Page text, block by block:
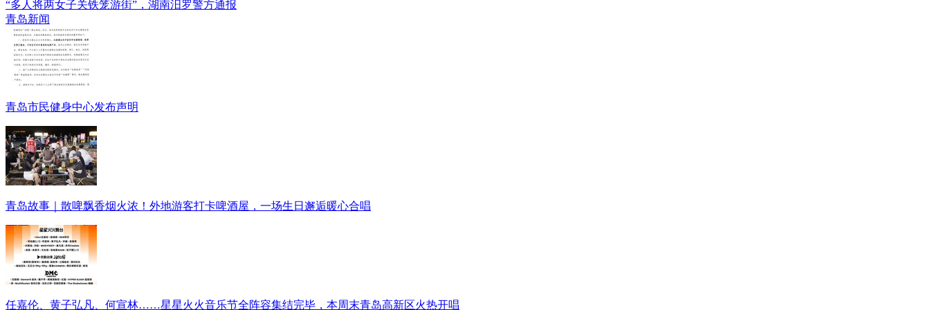
“多人将两女子关铁笼游街”，湖南汨罗警方通报
青岛新闻
青岛市民健身中心发布声明
青岛故事｜散啤飘香烟火浓！外地游客打卡啤酒屋，一场生日邂逅暖心合唱
任嘉伦、黄子弘凡、何宣林……星星火火音乐节全阵容集结完毕，本周末青岛高新区火热开唱